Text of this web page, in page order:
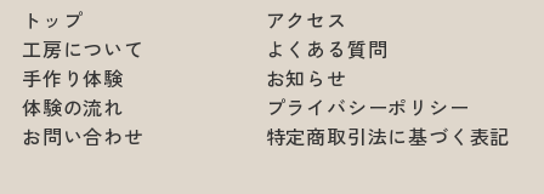
トップ
工房について
手作り体験
体験の流れ
お問い合わせ
アクセス
よくある質問
お知らせ
プライバシーポリシー
特定商取引法に基づく表記